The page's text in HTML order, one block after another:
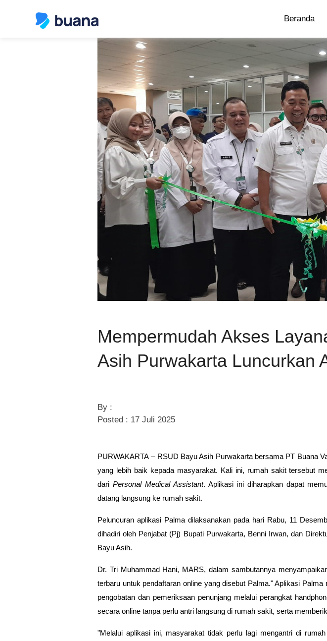
Beranda
Mempermudah Akses
Asih Purwakarta Luncurkan
By :
Posted : 17 Juli 2025
PURWAKARTA – RSUD Bayu Asih Purwakarta bersama PT Buana
yang lebih baik kepada masyarakat. Kali ini, rumah sakit tersebut
dari Personal Medical Assistant. Aplikasi ini diharapkan dapat
datang langsung ke rumah sakit.
Peluncuran aplikasi Palma dilaksanakan pada hari Rabu, 11
dihadiri oleh Penjabat (Pj) Bupati Purwakarta, Benni Irwan, dan
Bayu Asih.
Dr. Tri Muhammad Hani, MARS, dalam sambutannya
terbaru untuk pendaftaran online yang disebut Palma." Aplikasi
pengobatan dan pemeriksaan penunjang melalui perangkat
secara online tanpa perlu antri langsung di rumah sakit, serta
"Melalui aplikasi ini, masyarakat tidak perlu lagi mengantri di